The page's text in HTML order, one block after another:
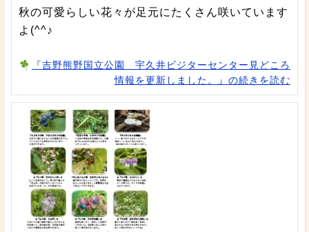
秋の可愛らしい花々が足元にたくさん咲いています
よ(^^♪
『吉野熊野国立公園 宇久井ビジターセンター見どころ
情報を更新しました。』の続きを読む